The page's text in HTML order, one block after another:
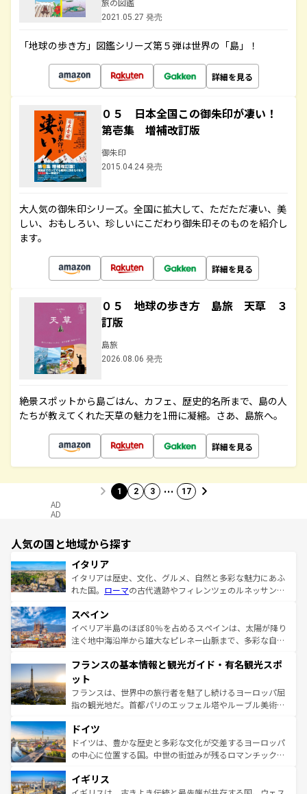
旅の図鑑
2021.05.27 発売
「地球の歩き方」図鑑シリーズ第５弾は世界の「島」！
詳細を見る
０５ 日本全国この御朱印が凄い！
第壱集 増補改訂版
御朱印
2015.04.24 発売
大人気の御朱印シリーズ。全国に拡大して、ただただ凄い、美
しい、おもしろい、珍しいにこだわり御朱印そのものを紹介し
ます。
詳細を見る
０５ 地球の歩き方 島旅 天草 ３
訂版
島旅
2026.08.06 発売
絶景スポットから島ごはん、カフェ、歴史的名所まで、島の人
たちが教えてくれた天草の魅力を1冊に凝縮。さあ、島旅へ。
詳細を見る
1 2 3 … 17
AD
AD
人気の国と地域から探す
イタリア
イタリアは歴史、文化、グルメ、自然と多彩な魅力にあふ
れた国。 ローマの古代遺跡やフィレンツェのルネッサンス
ろん、トスカーナの美しい田園風景やアマルフィ海岸の絶
景など、自然景観も見逃せない。観光の合間には、本場の
ピザやパスタなど、絶品のイタリア料理を堪能することも
ませてくれるイタリアで、忘れられない旅をしてみよう！
なお、新着のイタリア情報は
しい。
スペイン
イベリア半島のほぼ80％を占めるスペインは、太陽が降り
注ぐ地中海沿岸から雄大なピレネー山脈まで、多彩な自然
文化が根付くこの国では、情熱的なフラメンコ、熱気あふ
れる闘牛、そして美味しいタパスが生活の一部となってい
る。首都マドリードの洗練された雰囲気や、バルセロナの
アートに溢れた街角から、地方では古代ローマ遺跡や中世
せる。地方によって風土や気候が異なるスペインはその個
性で訪れる人を魅了する。 なお、新着のスペイン情報は コ
ンテンツ一覧を参照してほしい。
フランスの基本情報と観光ガイド・有名観光スポ
ット
フランスは、世界中の旅行者を魅了し続けるヨーロッパ屈
指の観光地だ。首都パリのエッフェル塔やルーブル美術館
で、幅広い魅力が詰まっている。華麗な宮殿、歴史的な大
聖堂、美しいビーチ、そして豊かな自然が、訪れる者を心
から魅了する。また、フランスは美食の国としても知ら
いる。シャンパンの発祥地であるランス、プロヴァンスの
香り高いラベンダー畑など、多彩な楽しみ方が可能だ。さ
ドイツ
ドイツは、豊かな歴史と多彩な文化が交差するヨーロッパ
の中心に位置する国。中世の街並みが残るロマンチック街
顔を持つこの国は、どこを歩いても飽きることがない。ベ
ルリンの文化的活気、バイエルン州のアルプスの絶景、そ
イギリス